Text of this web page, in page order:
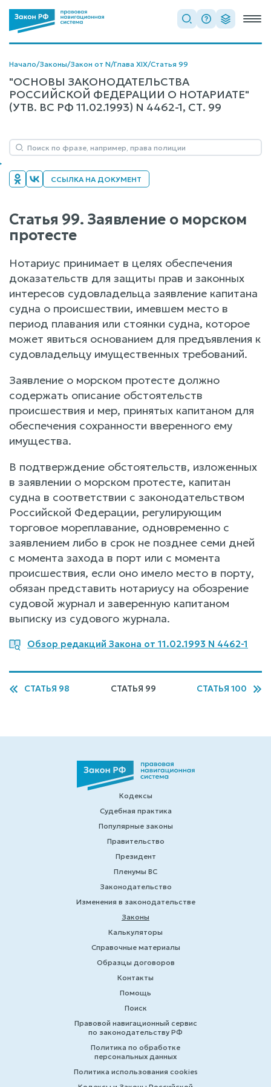
Начало/Законы/Закон от N/Глава XIX/Статья 99
"ОСНОВЫ ЗАКОНОДАТЕЛЬСТВА
РОССИЙСКОЙ ФЕДЕРАЦИИ О НОТАРИАТЕ"
(УТВ. ВС РФ 11.02.1993) N 4462-1, СТ. 99
ССЫЛКА НА ДОКУМЕНТ
Статья 99. Заявление о морском
протесте
Нотариус принимает в целях обеспечения
доказательств для защиты прав и законных
интересов судовладельца заявление капитана
судна о происшествии, имевшем место в
период плавания или стоянки судна, которое
может явиться основанием для предъявления к
судовладельцу имущественных требований.
Заявление о морском протесте должно
содержать описание обстоятельств
происшествия и мер, принятых капитаном для
обеспечения сохранности вверенного ему
имущества.
В подтверждение обстоятельств, изложенных
в заявлении о морском протесте, капитан
судна в соответствии с законодательством
Российской Федерации, регулирующим
торговое мореплавание, одновременно с
заявлением либо в срок не позднее семи дней
с момента захода в порт или с момента
происшествия, если оно имело место в порту,
обязан представить нотариусу на обозрение
судовой журнал и заверенную капитаном
выписку из судового журнала.
Обзор редакций Закона от 11.02.1993 N 4462-1
СТАТЬЯ 98 СТАТЬЯ 99 СТАТЬЯ 100
Кодексы
Судебная практика
Популярные законы
Правительство
Президент
Пленумы ВС
Законодательство
Изменения в законодательстве
Законы
Калькуляторы
Справочные материалы
Образцы договоров
Контакты
Помощь
Поиск
Правовой навигационный сервис
по законодательству РФ
Политика по обработке
персональных данных
Политика использования cookies